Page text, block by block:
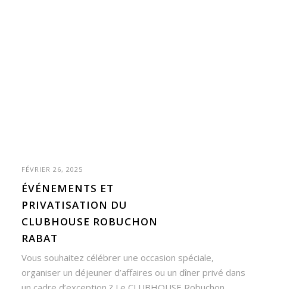
FÉVRIER 26, 2025
ÉVÉNEMENTS ET
PRIVATISATION DU
CLUBHOUSE ROBUCHON
RABAT
Vous souhaitez célébrer une occasion spéciale,
organiser un déjeuner d’affaires ou un dîner privé dans